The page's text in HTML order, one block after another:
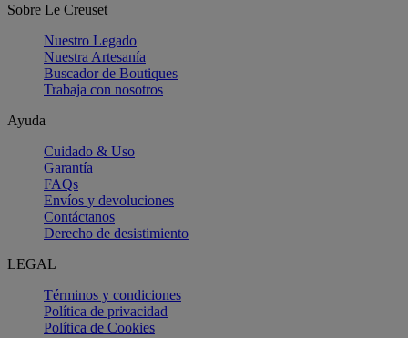
Sobre Le Creuset
Nuestro Legado
Nuestra Artesanía
Buscador de Boutiques
Trabaja con nosotros
Ayuda
Cuidado & Uso
Garantía
FAQs
Envíos y devoluciones
Contáctanos
Derecho de desistimiento
LEGAL
Términos y condiciones
Política de privacidad
Política de Cookies